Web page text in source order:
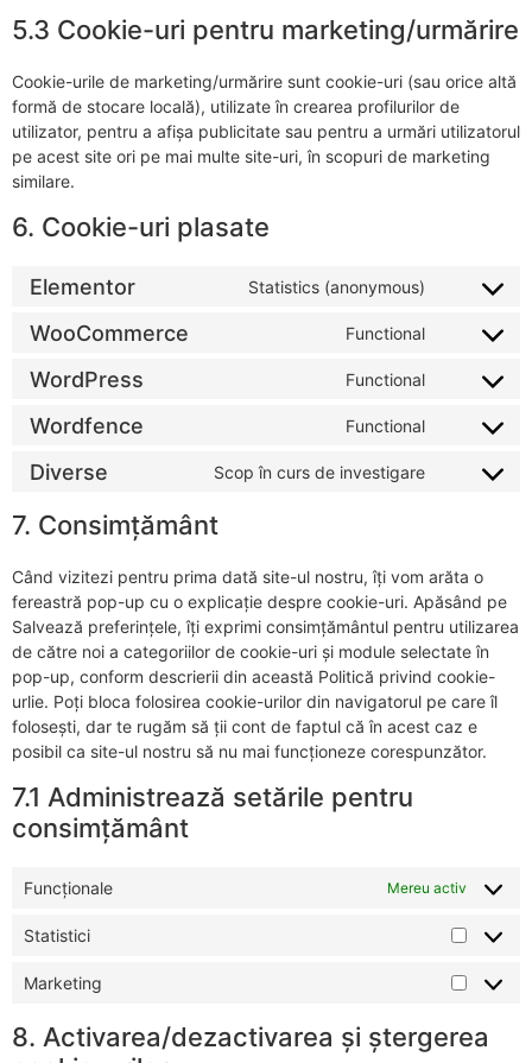
5.3 Cookie-uri pentru marketing/urmărire
Cookie-urile de marketing/urmărire sunt cookie-uri (sau orice altă
formă de stocare locală), utilizate în crearea profilurilor de
utilizator, pentru a afișa publicitate sau pentru a urmări utilizatorul
pe acest site ori pe mai multe site-uri, în scopuri de marketing
similare.
6. Cookie-uri plasate
Elementor Statistics (anonymous)
WooCommerce Functional
WordPress Functional
Wordfence Functional
Diverse Scop în curs de investigare
7. Consimțământ
Când vizitezi pentru prima dată site-ul nostru, îți vom arăta o
fereastră pop-up cu o explicație despre cookie-uri. Apăsând pe
Salvează preferințele, îți exprimi consimțământul pentru utilizarea
de către noi a categoriilor de cookie-uri și module selectate în
pop-up, conform descrierii din această Politică privind cookie-
urlie. Poți bloca folosirea cookie-urilor din navigatorul pe care îl
folosești, dar te rugăm să ții cont de faptul că în acest caz e
posibil ca site-ul nostru să nu mai funcționeze corespunzător.
7.1 Administrează setările pentru
consimțământ
Funcționale Mereu activ
Statistici
Marketing
8. Activarea/dezactivarea și ștergerea